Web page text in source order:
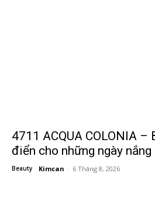
4711 ACQUA COLONIA –
điển cho những ngày nắng
Beauty Kimcan - 6 Tháng 8, 2026